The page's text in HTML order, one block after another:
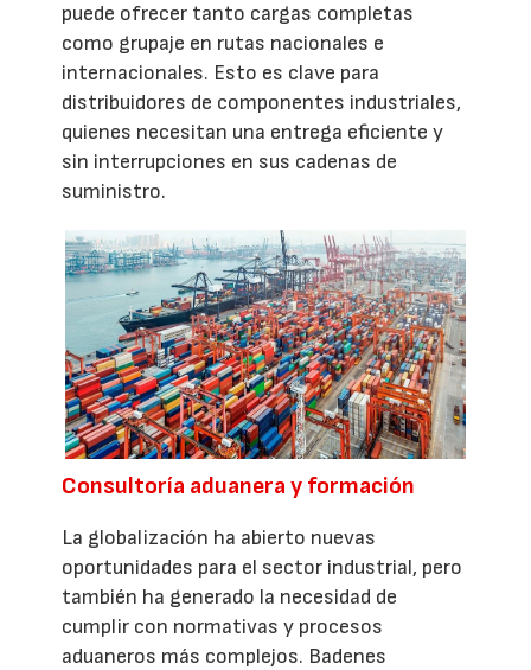
puede ofrecer tanto cargas completas
como grupaje en rutas nacionales e
internacionales. Esto es clave para
distribuidores de componentes industriales,
quienes necesitan una entrega eficiente y
sin interrupciones en sus cadenas de
suministro.
Consultoría aduanera y formación
La globalización ha abierto nuevas
oportunidades para el sector industrial, pero
también ha generado la necesidad de
cumplir con normativas y procesos
aduaneros más complejos. Badenes